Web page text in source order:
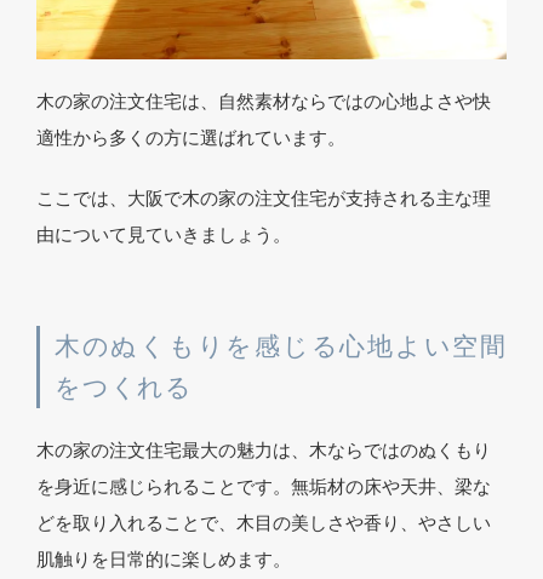
木の家の注文住宅は、自然素材ならではの心地よさや快
適性から多くの方に選ばれています。
ここでは、大阪で木の家の注文住宅が支持される主な理
由について見ていきましょう。
木のぬくもりを感じる心地よい空間
をつくれる
木の家の注文住宅最大の魅力は、木ならではのぬくもり
を身近に感じられることです。無垢材の床や天井、梁な
どを取り入れることで、木目の美しさや香り、やさしい
肌触りを日常的に楽しめます。